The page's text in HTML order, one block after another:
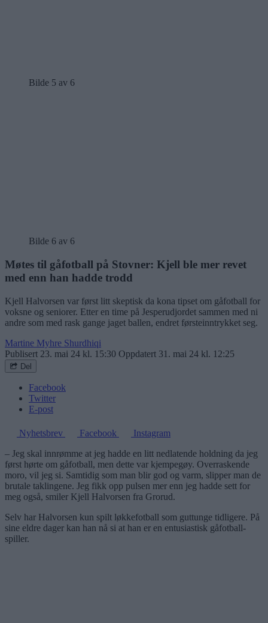
Bilde 5 av 6
Bilde 6 av 6
Møtes til gåfotball på Stovner: Kjell ble mer revet
med enn han hadde trodd
Kjell Halvorsen var først litt skeptisk da kona tipset om gåfotball for
voksne og seniorer. Etter en time på Jesperudjordet sammen med ni
andre som med rask gange jaget ballen, endret førsteinntrykket seg.
Martine Myhre Shurdhiqi
Publisert 23. mai 24 kl. 15:30 Oppdatert 31. mai 24 kl. 12:25
Del
Facebook
Twitter
E-post
Nyhetsbrev Facebook
Instagram
– Jeg skal innrømme at jeg hadde en litt nedlatende holdning da jeg
først hørte om gåfotball, men dette var kjempegøy. Overraskende
moro, vil jeg si. Samtidig som man blir god og varm, slipper man de
brutale taklingene. Jeg fikk opp pulsen mer enn jeg hadde sett for
meg også, smiler Kjell Halvorsen fra Grorud.
Selv har Halvorsen kun spilt løkkefotball som guttunge tidligere. På
sine eldre dager kan han nå si at han er en entusiastisk gåfotball-
spiller.